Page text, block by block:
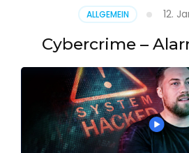
ALLGEMEIN 12.
Cybercrime –